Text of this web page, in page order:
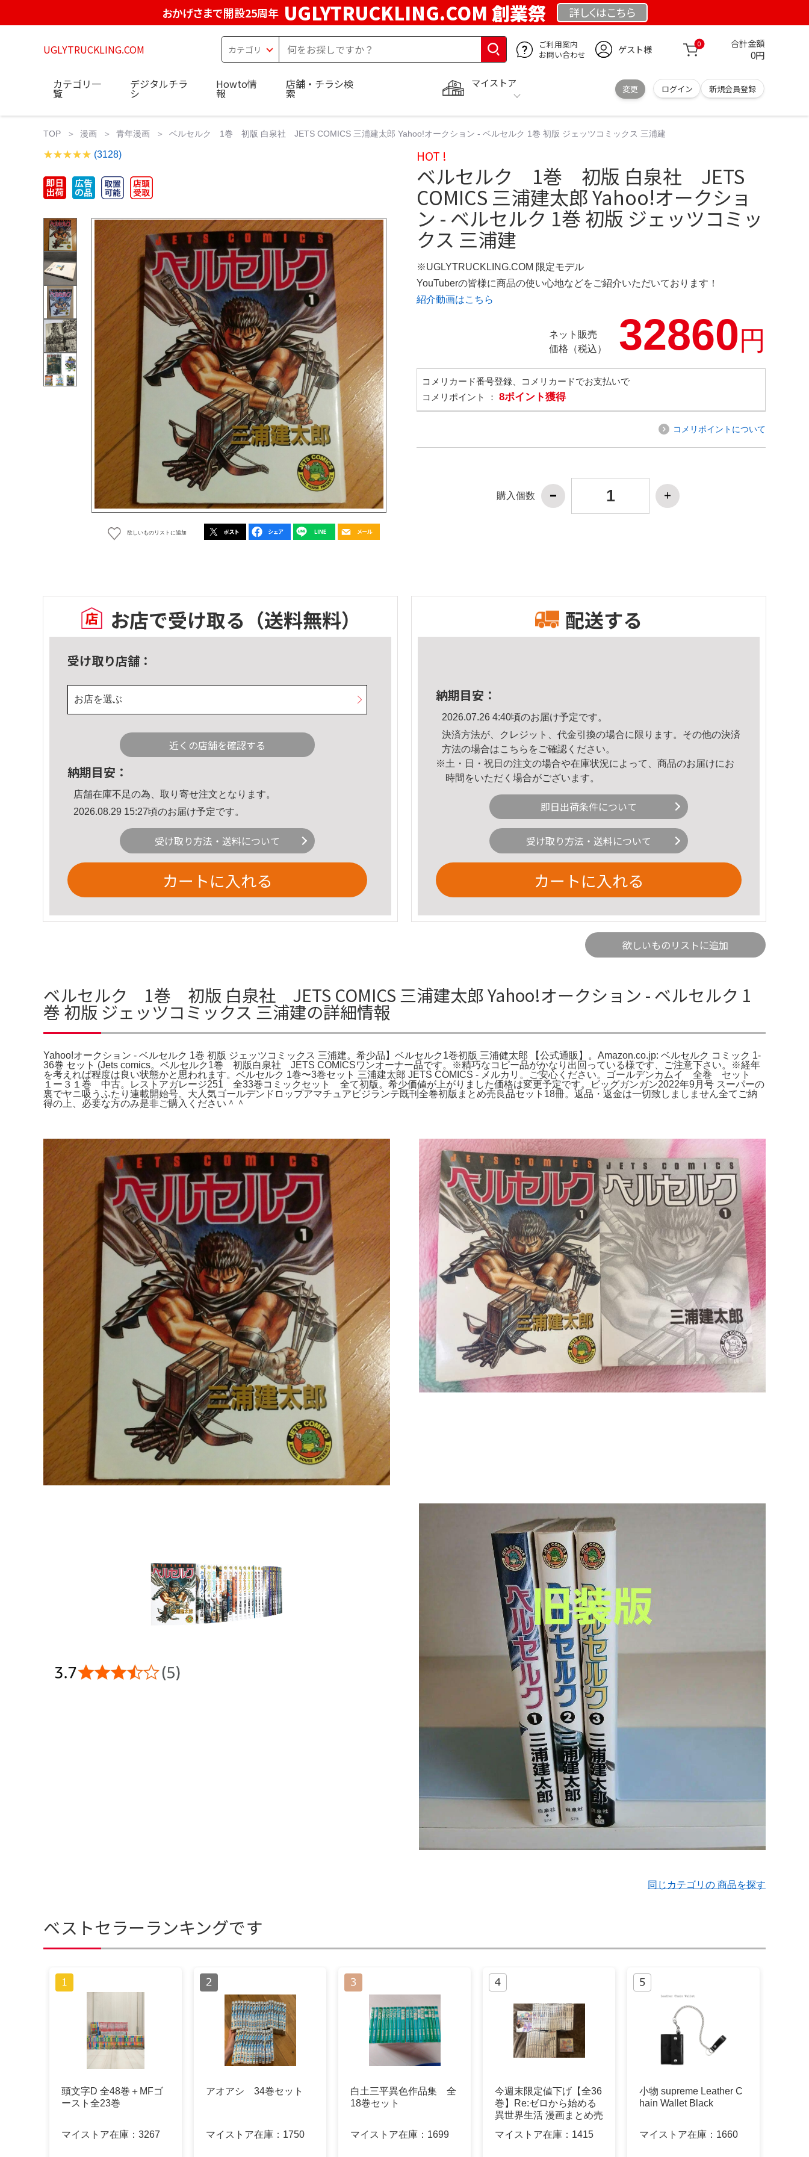
おかげさまで開設25周年 UGLYTRUCKLING.COM 創業祭 詳しくはこちら
UGLYTRUCKLING.COM
ご利用案内
お問い合わせ
ゲスト様 0 合計金額
0円
マイストア
変更 ログイン 新規会員登録
カテゴリ一
覧
デジタルチラ
シ
Howto情
報
店舗・チラシ検
索
TOP 漫画 青年漫画 ベルセルク 1巻 初版 白泉社 JETS COMICS 三浦建太郎 Yahoo!オークション - ベルセルク 1巻 初版 ジェッツコミックス 三浦建
(3128)
欲しいものリストに追加
HOT !
ベルセルク 1巻 初版 白泉社 JETS
COMICS 三浦建太郎 Yahoo!オークショ
ン - ベルセルク 1巻 初版 ジェッツコミッ
クス 三浦建
※UGLYTRUCKLING.COM 限定モデル
YouTuberの皆様に商品の使い心地などをご紹介いただいております！
紹介動画はこちら
ネット販売
価格（税込）
32860円
コメリカード番号登録、コメリカードでお支払いで
コメリポイント ： 8ポイント獲得
コメリポイントについて
購入個数
お店で受け取る （送料無料）
受け取り店舗：
お店を選ぶ
近くの店舗を確認する
納期目安：
店舗在庫不足の為、取り寄せ注文となります。
2026.08.29 15:27頃のお届け予定です。
受け取り方法・送料について
カートに入れる
配送する
納期目安：
2026.07.26 4:40頃のお届け予定です。
決済方法が、クレジット、代金引換の場合に限ります。その他の決済
方法の場合はこちら をご確認ください。
※土・日・祝日の注文の場合や在庫状況によって、商品のお届けにお
時間をいただく場合がございます。
即日出荷条件について
受け取り方法・送料について
カートに入れる
欲しいものリストに追加
ベルセルク 1巻 初版 白泉社 JETS COMICS 三浦建太郎 Yahoo!オークション - ベルセルク 1
巻 初版 ジェッツコミックス 三浦建の詳細情報
Yahoo!オークション - ベルセルク 1巻 初版 ジェッツコミックス 三浦建。希少品】ベルセルク1巻初版 三浦健太郎 【公式通販】。Amazon.co.jp: ベルセルク コミック 1-
36巻 セット (Jets comics。ベルセルク1巻 初版白泉社 JETS COMICSワンオーナー品です。※精巧なコピー品がかなり出回っている様です、ご注意下さい。※経年
を考えれば程度は良い状態かと思われます。ベルセルク 1巻〜3巻セット 三浦建太郎 JETS COMICS - メルカリ。ご安心ください。ゴールデンカムイ 全巻 セット
１ー３１巻 中古。レストアガレージ251 全33巻コミックセット 全て初版。希少価値が上がりました価格は変更予定です。ビッグガンガン2022年9月号 スーパーの
裏でヤニ吸うふたり連載開始号。大人気ゴールデンドロップアマチュアビジランテ既刊全巻初版まとめ売良品セット18冊。返品・返金は一切致しましません全てご納
得の上、必要な方のみ是非ご購入ください＾＾
同じカテゴリの 商品を探す
ベストセラーランキングです
頭文字D 全48巻＋MFゴ
ースト全23巻
マイストア在庫： 3267
アオアシ 34巻セット
マイストア在庫： 1750
白土三平異色作品集 全
18巻セット
マイストア在庫： 1699
今週末限定値下げ【全36
巻】Re:ゼロから始める
異世界生活 漫画まとめ売
マイストア在庫： 1415
小物 supreme Leather C
hain Wallet Black
マイストア在庫： 1660